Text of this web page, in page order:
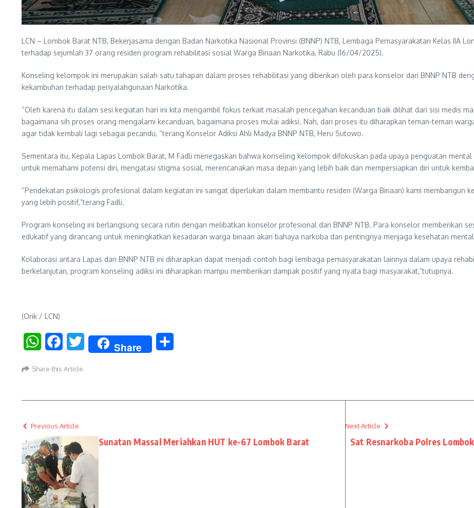
LCN – Lombok Barat NTB, Bekerjasama dengan Badan Narkotika Nasional Provinsi (BNNP) NTB, Lembaga Pemasyarakatan Kelas IIA
terhadap sejumlah 37 orang residen program rehabilitasi sosial Warga Binaan Narkotika, Rabu (16/04/2025).
Konseling kelompok ini merupakan salah satu tahapan dalam proses rehabilitasi yang diberikan oleh para konselor dari BNNP NTB
kekambuhan terhadap penyalahgunaan Narkotika.
“Oleh karena itu dalam sesi kegiatan hari ini kita mengambil fokus terkait masalah pencegahan kecanduan baik dilihat dari sisi medis
bagaimana sih proses orang mengalami kecanduan, bagaimana proses mulai adiksi. Nah, dari proses itu diharapkan teman-teman
agar tidak kembali lagi sebagai pecandu, “terang Konselor Adiksi Ahli Madya BNNP NTB, Heru Sutowo.
Sementara itu, Kepala Lapas Lombok Barat, M Fadli menegaskan bahwa konseling kelompok difokuskan pada upaya penguatan
untuk memahami potensi diri, mengatasi stigma sosial, merencanakan masa depan yang lebih baik dan mempersiapkan diri untuk
“Pendekatan psikologis profesional dalam kegiatan ini sangat diperlukan dalam membantu residen (Warga Binaan) kami membangun
yang lebih positif,”terang Fadli.
Program konseling ini berlangsung secara rutin dengan melibatkan konselor profesional dari BNNP NTB. Para konselor memberikan
edukatif yang dirancang untuk meningkatkan kesadaran warga binaan akan bahaya narkoba dan pentingnya menjaga kesehatan
Kolaborasi antara Lapas dan BNNP NTB ini diharapkan dapat menjadi contoh bagi lembaga pemasyarakatan lainnya dalam upaya
berkelanjutan, program konseling adiksi ini diharapkan mampu memberikan dampak positif yang nyata bagi masyarakat,”tutupnya.
(Orik / LCN)
WhatsAppFacebookTwitter Share
Share this Article
Previous Article
Sunatan Massal Meriahkan HUT ke-67 Lombok Barat
Next Article
Sat Resnarkoba Polres